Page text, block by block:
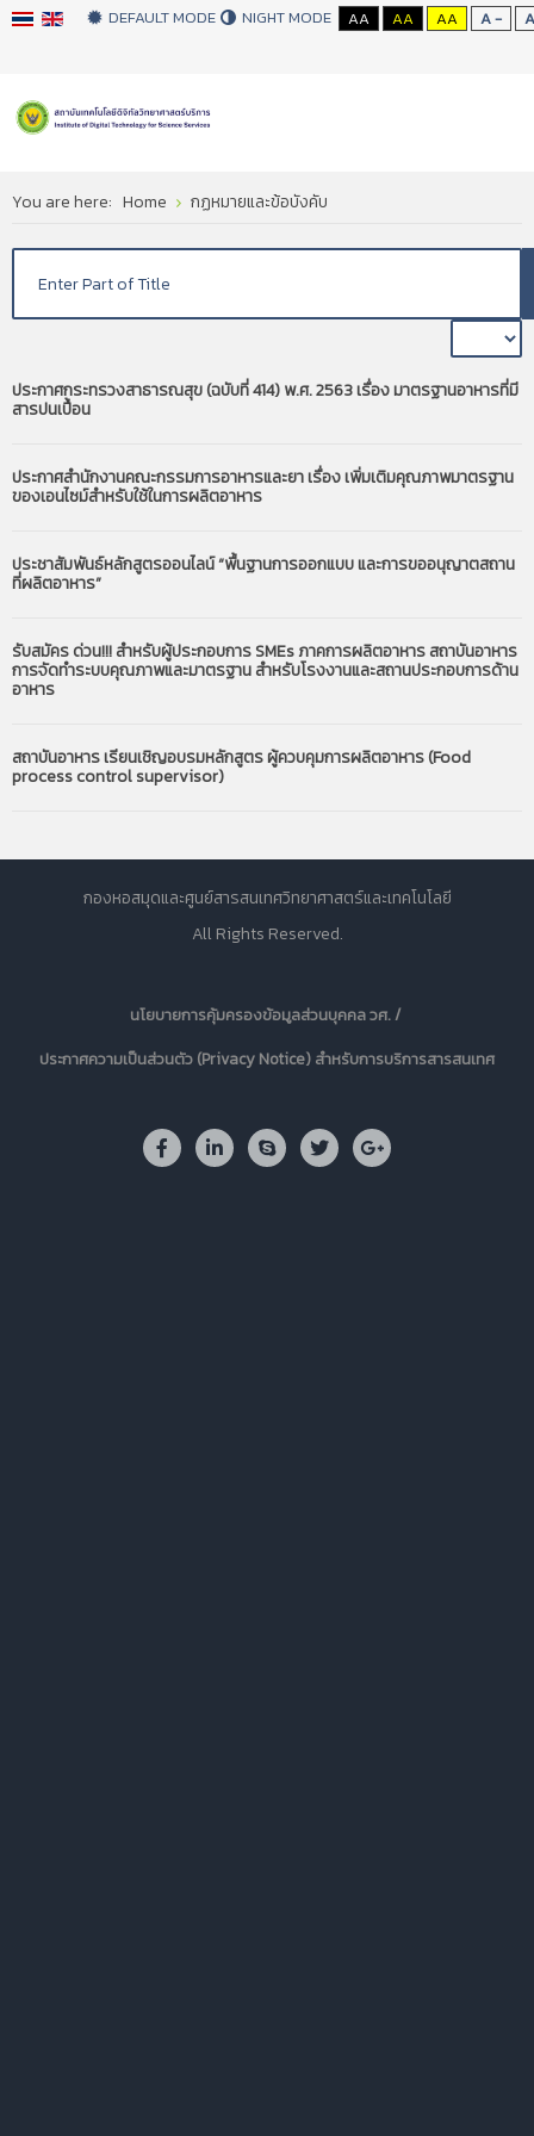
DEFAULT MODE NIGHT MODE AA AA AA A - A
You are here: Home กฏหมายและข้อบังคับ
ประกาศกระทรวงสาธารณสุข (ฉบับที่ 414) พ.ศ. 2563 เรื่อง มาตรฐานอาหารที่มี
สารปนเปื้อน
ประกาศสำนักงานคณะกรรมการอาหารและยา เรื่อง เพิ่มเติมคุณภาพมาตรฐาน
ของเอนไซม์สำหรับใช้ในการผลิตอาหาร
ประชาสัมพันธ์หลักสูตรออนไลน์ “พื้นฐานการออกแบบ และการขออนุญาตสถาน
ที่ผลิตอาหาร”
รับสมัคร ด่วน!!! สำหรับผู้ประกอบการ SMEs ภาคการผลิตอาหาร สถาบันอาหาร
การจัดทำระบบคุณภาพและมาตรฐาน สำหรับโรงงานและสถานประกอบการด้าน
อาหาร
สถาบันอาหาร เรียนเชิญอบรมหลักสูตร ผู้ควบคุมการผลิตอาหาร (Food
process control supervisor)
กองหอสมุดและศูนย์สารสนเทศวิทยาศาสตร์และเทคโนโลยี
All Rights Reserved.
นโยบายการคุ้มครองข้อมูลส่วนบุคคล วศ. /
ประกาศความเป็นส่วนตัว (Privacy Notice) สำหรับการบริการสารสนเทศ